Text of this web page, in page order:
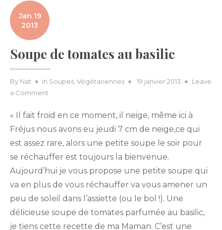
Jan 19
2013
Soupe de tomates au basilic
By Nat In Soupes, Végétariennes
Posted
19 janvier 2013
Leave
a Comment
de
tomates
basilic
« Il fait froid en ce moment, il neige, même ici à
Fréjus nous avons eu jeudi 7 cm de neige,ce qui
est assez rare, alors une petite soupe le soir pour
se réchauffer est toujours la bienvenue.
Aujourd’hui je vous propose une petite soupe qui
va en plus de vous réchauffer va vous amener un
peu de soleil dans l’assiette (ou le bol !). Une
délicieuse soupe de tomates parfumée au basilic,
je tiens cette recette de ma Maman. C’est une